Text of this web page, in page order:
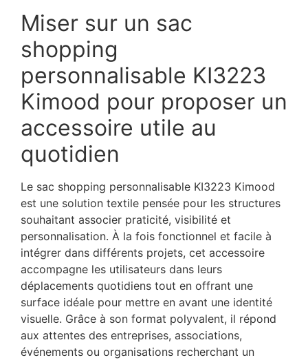
Miser sur un sac
shopping
personnalisable KI3223
Kimood pour proposer un
accessoire utile au
quotidien
Le sac shopping personnalisable KI3223 Kimood
est une solution textile pensée pour les structures
souhaitant associer praticité, visibilité et
personnalisation. À la fois fonctionnel et facile à
intégrer dans différents projets, cet accessoire
accompagne les utilisateurs dans leurs
déplacements quotidiens tout en offrant une
surface idéale pour mettre en avant une identité
visuelle. Grâce à son format polyvalent, il répond
aux attentes des entreprises, associations,
événements ou organisations recherchant un